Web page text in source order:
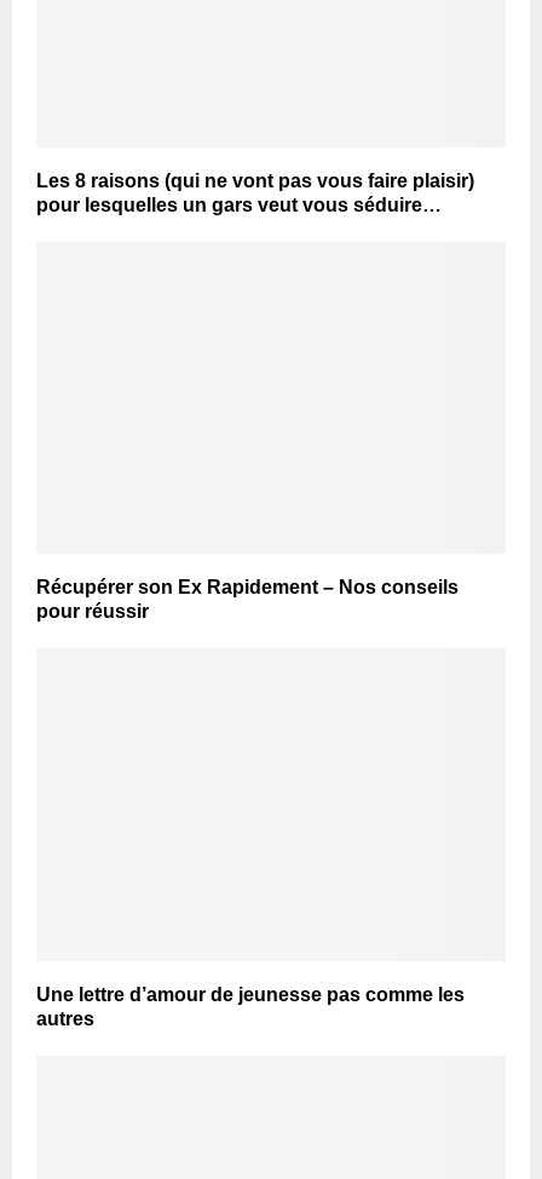
Les 8 raisons (qui ne vont pas vous faire plaisir)
pour lesquelles un gars veut vous séduire…
Récupérer son Ex Rapidement – Nos conseils
pour réussir
Une lettre d’amour de jeunesse pas comme les
autres